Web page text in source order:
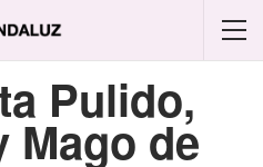
Pulido,
Mago de